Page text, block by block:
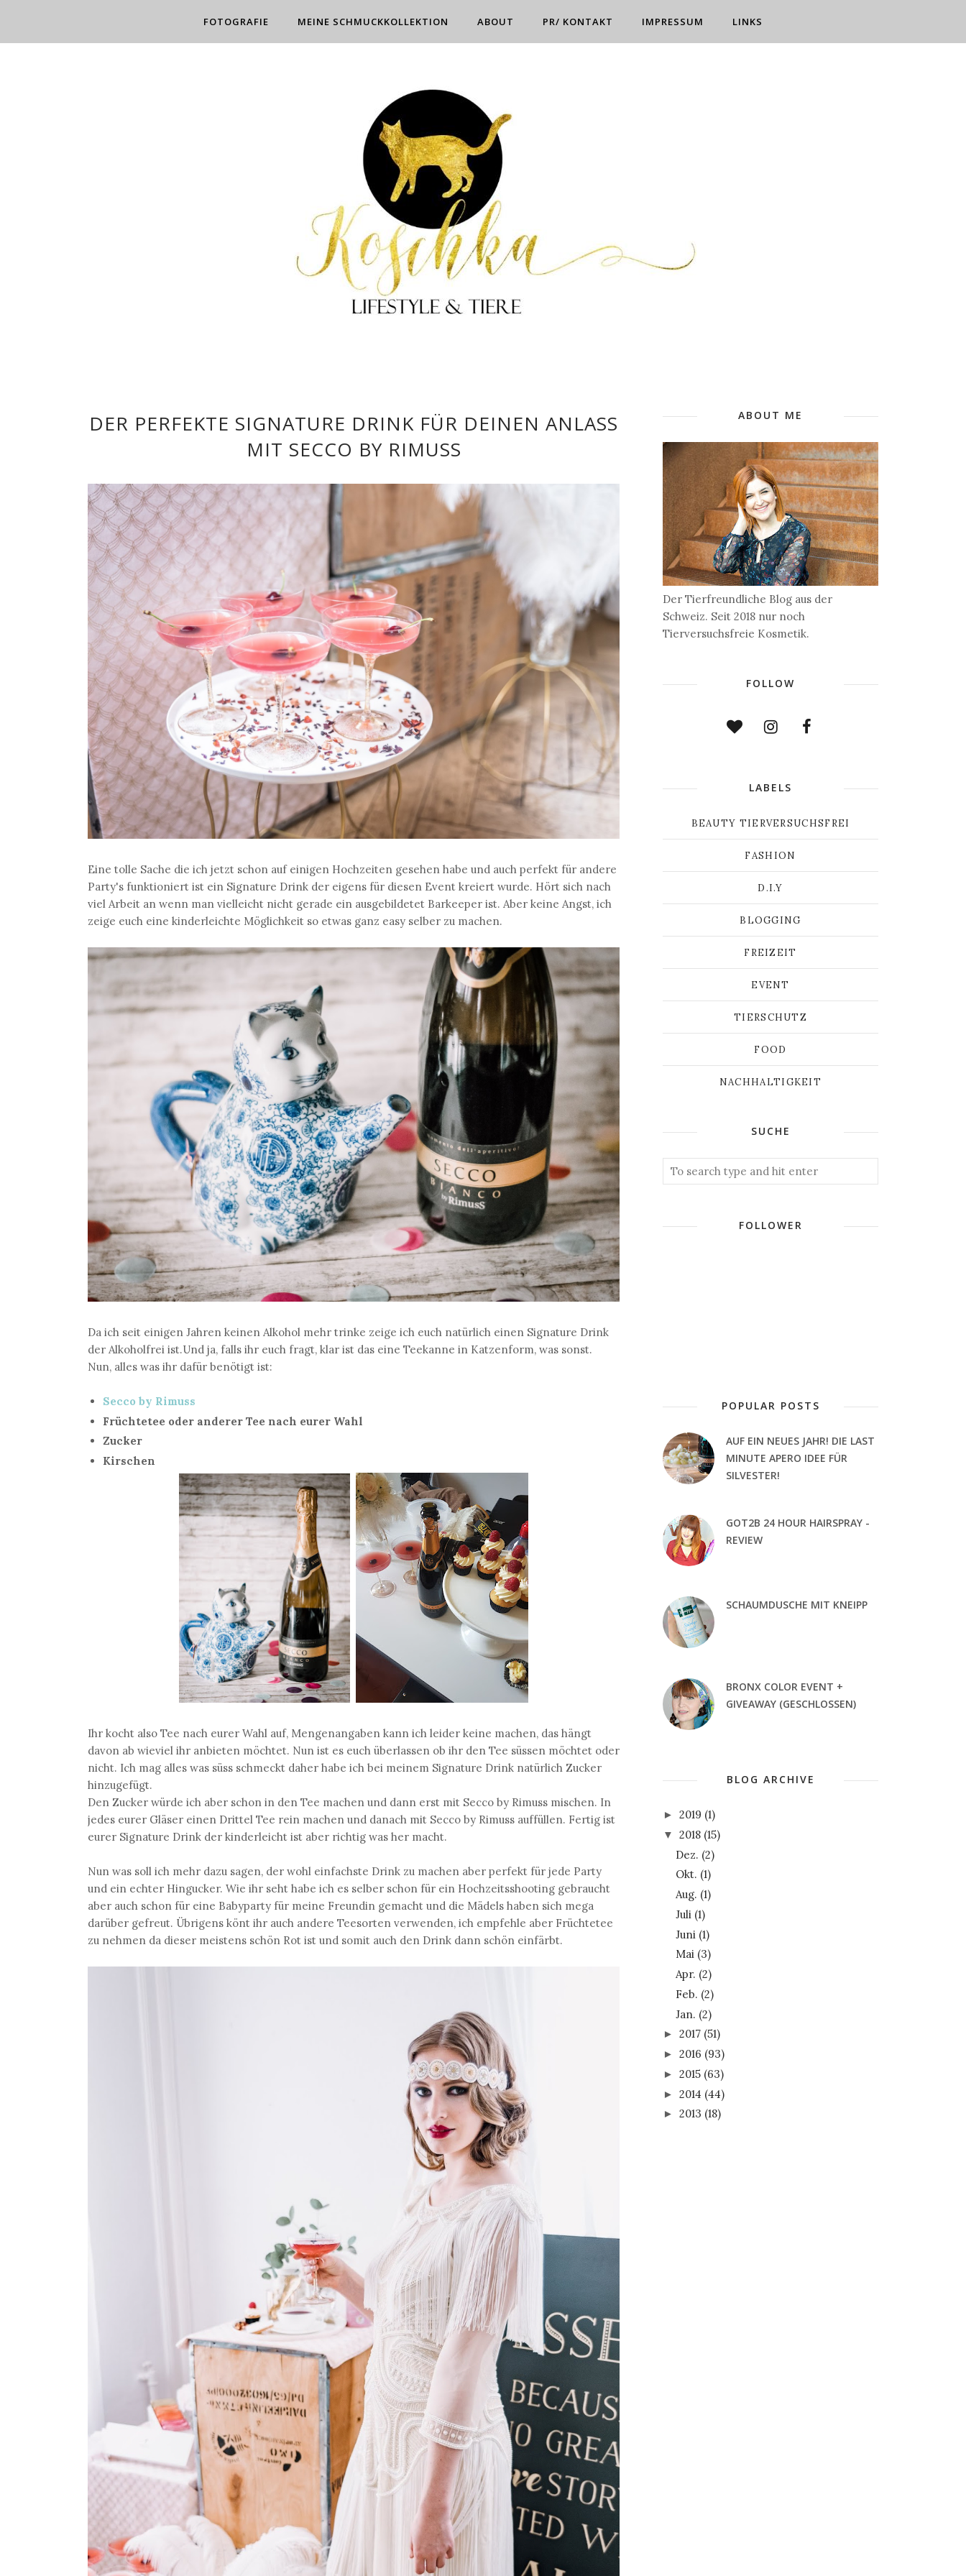
FOTOGRAFIE MEINE SCHMUCKKOLLEKTION ABOUT PR/ KONTAKT IMPRESSUM LINKS
DER PERFEKTE SIGNATURE DRINK FÜR DEINEN ANLASS
MIT SECCO BY RIMUSS
Eine tolle Sache die ich jetzt schon auf einigen Hochzeiten gesehen habe und auch perfekt für andere
Party's funktioniert ist ein Signature Drink der eigens für diesen Event kreiert wurde. Hört sich nach
viel Arbeit an wenn man vielleicht nicht gerade ein ausgebildetet Barkeeper ist. Aber keine Angst, ich
zeige euch eine kinderleichte Möglichkeit so etwas ganz easy selber zu machen.
Da ich seit einigen Jahren keinen Alkohol mehr trinke zeige ich euch natürlich einen Signature Drink
der Alkoholfrei ist.Und ja, falls ihr euch fragt, klar ist das eine Teekanne in Katzenform, was sonst.
Nun, alles was ihr dafür benötigt ist:
Secco by Rimuss
Früchtetee oder anderer Tee nach eurer Wahl
Zucker
Kirschen
Ihr kocht also Tee nach eurer Wahl auf, Mengenangaben kann ich leider keine machen, das hängt
davon ab wieviel ihr anbieten möchtet. Nun ist es euch überlassen ob ihr den Tee süssen möchtet oder
nicht. Ich mag alles was süss schmeckt daher habe ich bei meinem Signature Drink natürlich Zucker
hinzugefügt.
Den Zucker würde ich aber schon in den Tee machen und dann erst mit Secco by Rimuss mischen. In
jedes eurer Gläser einen Drittel Tee rein machen und danach mit Secco by Rimuss auffüllen. Fertig ist
eurer Signature Drink der kinderleicht ist aber richtig was her macht.
Nun was soll ich mehr dazu sagen, der wohl einfachste Drink zu machen aber perfekt für jede Party
und ein echter Hingucker. Wie ihr seht habe ich es selber schon für ein Hochzeitsshooting gebraucht
aber auch schon für eine Babyparty für meine Freundin gemacht und die Mädels haben sich mega
darüber gefreut. Übrigens könt ihr auch andere Teesorten verwenden, ich empfehle aber Früchtetee
zu nehmen da dieser meistens schön Rot ist und somit auch den Drink dann schön einfärbt.
ABOUT ME
Der Tierfreundliche Blog aus der
Schweiz. Seit 2018 nur noch
Tierversuchsfreie Kosmetik.
FOLLOW
LABELS
BEAUTY TIERVERSUCHSFREI
FASHION
D.I.Y
BLOGGING
FREIZEIT
EVENT
TIERSCHUTZ
FOOD
NACHHALTIGKEIT
SUCHE
FOLLOWER
POPULAR POSTS
AUF EIN NEUES JAHR! DIE LAST
MINUTE APERO IDEE FÜR
SILVESTER!
GOT2B 24 HOUR HAIRSPRAY -
REVIEW
SCHAUMDUSCHE MIT KNEIPP
BRONX COLOR EVENT +
GIVEAWAY (GESCHLOSSEN)
BLOG ARCHIVE
► 2019 (1)
▼ 2018 (15)
Dez. (2)
Okt. (1)
Aug. (1)
Juli (1)
Juni (1)
Mai (3)
Apr. (2)
Feb. (2)
Jan. (2)
► 2017 (51)
► 2016 (93)
► 2015 (63)
► 2014 (44)
► 2013 (18)